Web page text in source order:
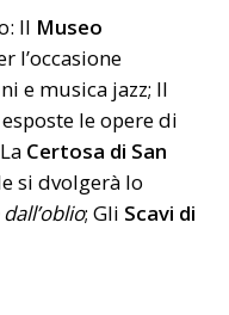
Il Museo
l’occasione
e musica jazz; Il
le opere di
Certosa di San
si dvolgerà lo
; Gli Scavi di